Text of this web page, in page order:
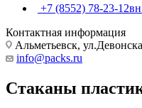
+7 (8552) 78-23-12
Контактная информация
Альметьевск,
info@packs.ru
Стаканы